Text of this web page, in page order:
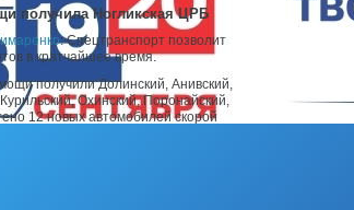
получила Ногликская ЦРБ
. Спецтранспорт позволит
в кратчайшее время.
получили Долинский, Анивский,
Охинский, Поронайский,
12 новых автомобилей скорой